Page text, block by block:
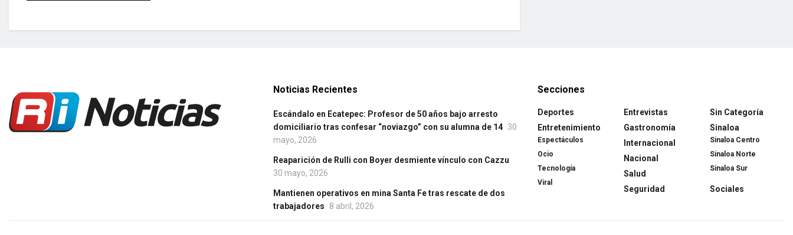
Noticias Recientes
Escándalo en Ecatepec: Profesor de 50 años bajo arresto
domiciliario tras confesar “noviazgo” con su alumna de 14 30
mayo, 2026
Reaparición de Rulli con Boyer desmiente vínculo con Cazzu
30 mayo, 2026
Mantienen operativos en mina Santa Fe tras rescate de dos
trabajadores
8 abril, 2026
Secciones
Deportes
Entretenimiento
Espectáculos
Ocio
Tecnología
Viral
Entrevistas
Gastronomía
Internacional
Nacional
Salud
Seguridad
Sin Categoría
Sinaloa
Sinaloa Centro
Sinaloa Norte
Sinaloa Sur
Sociales